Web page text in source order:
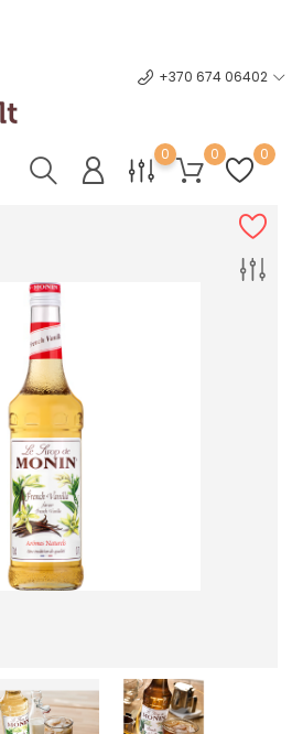
+370 674 06402
0 0 0